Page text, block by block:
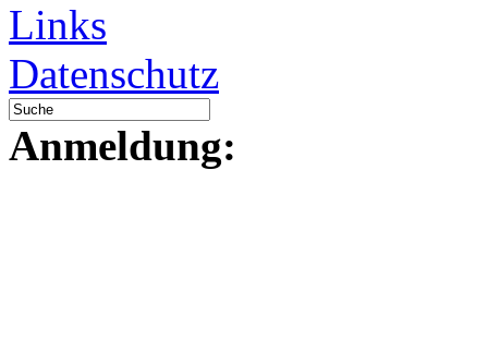
Links
Datenschutz
Anmeldung: